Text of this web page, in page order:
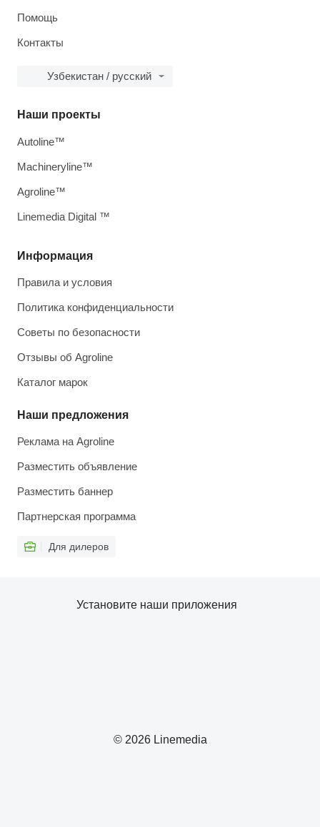
Помощь
Контакты
Узбекистан / русский
Информация
Правила и условия
Политика конфиденциальности
Советы по безопасности
Отзывы об Agroline
Каталог марок
Наши предложения
Реклама на Agroline
Разместить объявление
Разместить баннер
Партнерская программа
Для дилеров
Наши проекты
Autoline™
Machineryline™
Agroline™
Linemedia Digital ™
© 2026 Linemedia
Установите наши приложения